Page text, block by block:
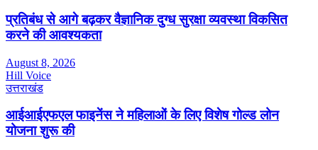
प्रतिबंध से आगे बढ़कर वैज्ञानिक दुग्ध सुरक्षा व्यवस्था विकसित
करने की आवश्यकता
August 8, 2026
Hill Voice
उत्तराखंड
आईआईएफएल फाइनेंस ने महिलाओं के लिए विशेष गोल्ड लोन
योजना शुरू की